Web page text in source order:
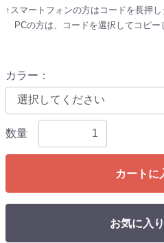
↑スマートフォンの方はコードを長押
PCの方は、コードを選択してコピー
カラー ：
数量
カートに
お気に入